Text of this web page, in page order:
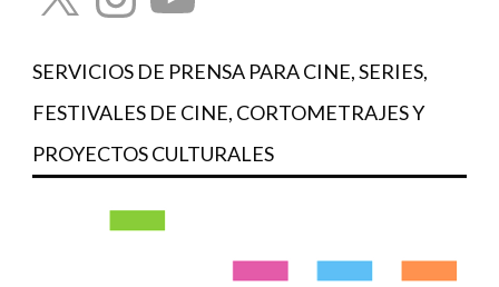
SERVICIOS DE PRENSA PARA CINE, SERIES,
FESTIVALES DE CINE, CORTOMETRAJES Y
PROYECTOS CULTURALES